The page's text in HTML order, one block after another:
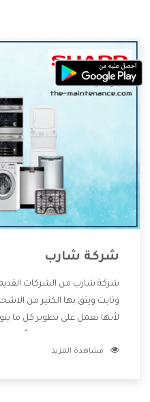
شركة شارب
شركة شارب من الشركات
وثابت ويثق بها الكثير من
لأنها تعمل على تطوير كل ما
وتقدم للعملاء أقوى العروض
مشاهدة المزيد